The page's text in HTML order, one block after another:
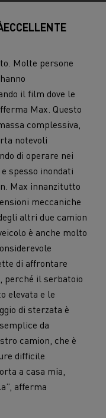
Molte persone
il film dove le
Max. Questo
complessiva,
notevoli
di operare nei
spesso inondati
Max innanzitutto
meccaniche
altri due camion
è anche molto
di affrontare
perché il serbatoio
elevata e le
di sterzata è
da
camion, che è
difficile
a casa mia,
afferma